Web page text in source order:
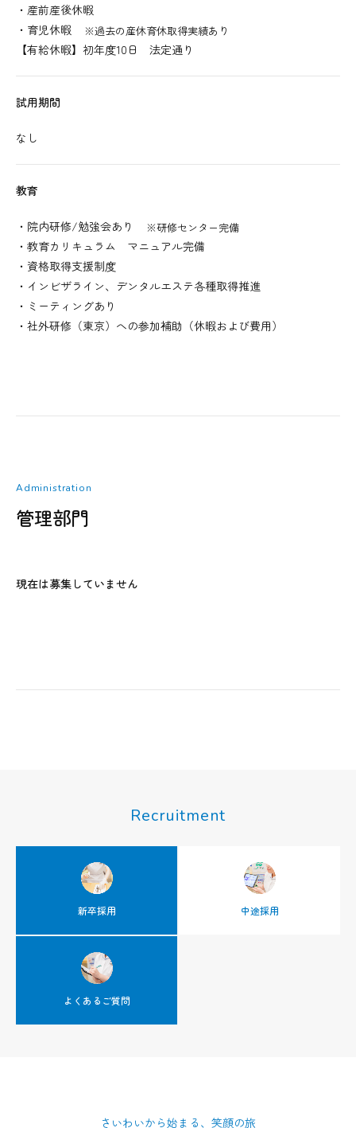
・産前産後休暇
・育児休暇
※過去の産休育休取得実績あり
【有給休暇】初年度10日 法定通り
試用期間
なし
教育
・院内研修/勉強会あり ※研修センター完備
・教育カリキュラム マニュアル完備
・資格取得支援制度
・インビザライン、デンタルエステ各種取得推進
・ミーティングあり
・社外研修（東京）への参加補助（休暇および費用）
Administration
管理部門
現在は募集していません
Recruitment
新卒採用 中途採用
よくあるご質問
さいわいから始まる、笑顔の旅